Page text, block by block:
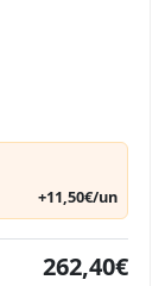
+11,50€/un
262,40€